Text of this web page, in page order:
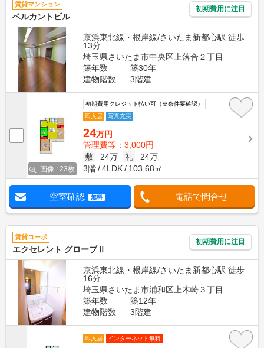
賃貸マンション
ベルカントビル
初期費用に注目
京浜東北線・根岸線/さいたま新都心駅 徒歩
13分
埼玉県さいたま市中央区上落合２丁目
築年数
築30年
建物階数
3階建
画像 : 23枚
初期費用クレジット払い可（※条件要確認）
即入居
写真充実
24万円
管理費等：3,000円
敷
24万 礼
24万
3階
4LDK 103.68㎡
空室確認 無料 電話で問合せ
賃貸コーポ
エクセレント グローブⅡ
初期費用に注目
京浜東北線・根岸線/さいたま新都心駅 徒歩
16分
埼玉県さいたま市浦和区上木崎３丁目
築年数
築12年
建物階数
3階建
即入居 インターネット無料